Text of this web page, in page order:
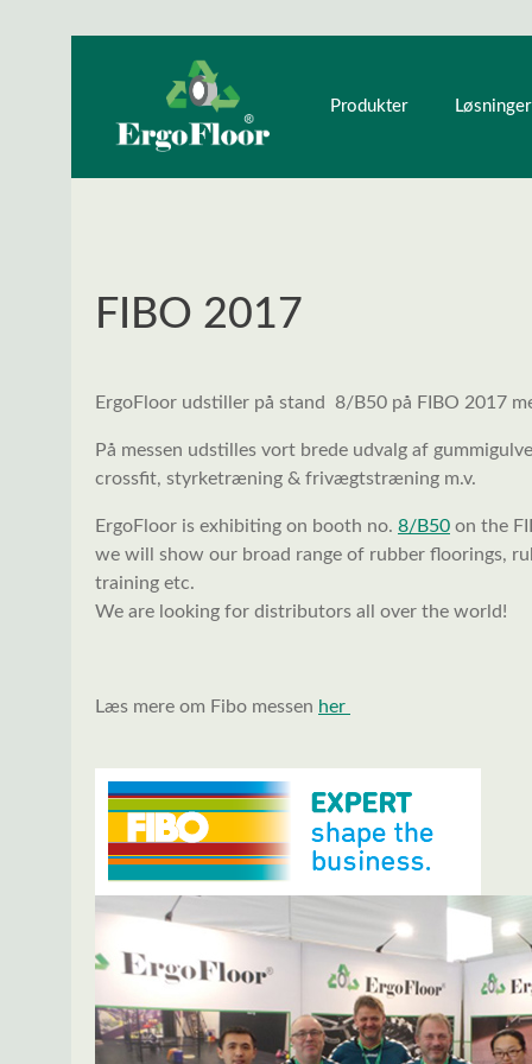
Gå til hovednavigation
Produkter Løsninger
FIBO 2017
ErgoFloor udstiller på stand 8/B50 på FIBO 2017
På messen udstilles vort brede udvalg af
crossfit, styrketræning & frivægtstræning m.v.
ErgoFloor is exhibiting on booth no. 8/B50 on the
we will show our broad range of rubber floorings,
training etc.
We are looking for distributors all over the world!
Læs mere om Fibo messen her